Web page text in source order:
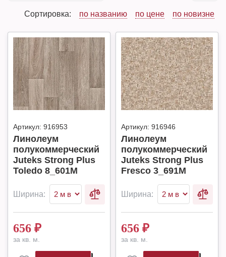
Сортировка: по названию по цене по новизне
Артикул: 916953
Линолеум
полукоммерческий
Juteks Strong Plus
Toledo 8_601M
Ширина:
656 ₽
за кв. м.
Артикул: 916946
Линолеум
полукоммерческий
Juteks Strong Plus
Fresco 3_691M
Ширина:
656 ₽
за кв. м.